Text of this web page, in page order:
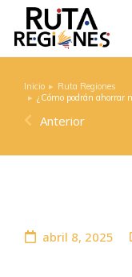
Estás aquí:
Inicio
Ruta Regiones
¿Cómo podrán ahorrar
Anterior
abril 8, 2025